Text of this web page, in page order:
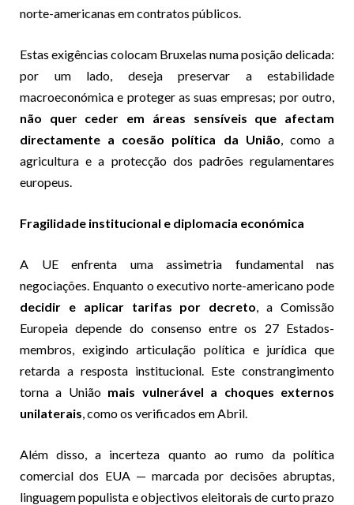
norte-americanas em contratos públicos.
Estas exigências colocam Bruxelas numa posição delicada:
por um lado, deseja preservar a estabilidade
macroeconómica e proteger as suas empresas; por outro,
não quer ceder em áreas sensíveis que afectam
directamente a coesão política da União, como a
agricultura e a protecção dos padrões regulamentares
europeus.
Fragilidade institucional e diplomacia económica
A UE enfrenta uma assimetria fundamental nas
negociações. Enquanto o executivo norte-americano pode
decidir e aplicar tarifas por decreto, a Comissão
Europeia depende do consenso entre os 27 Estados-
membros, exigindo articulação política e jurídica que
retarda a resposta institucional. Este constrangimento
torna a União mais vulnerável a choques externos
unilaterais, como os verificados em Abril.
Além disso, a incerteza quanto ao rumo da política
comercial dos EUA — marcada por decisões abruptas,
linguagem populista e objectivos eleitorais de curto prazo